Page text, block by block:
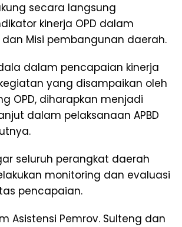
secara langsung
kinerja OPD dalam
Misi pembangunan daerah.
dalam pencapaian kinerja
yang disampaikan oleh
OPD, diharapkan menjadi
dalam pelaksanaan APBD
seluruh perangkat daerah
monitoring dan evaluasi
pencapaian.
Asistensi Pemrov. Sulteng dan